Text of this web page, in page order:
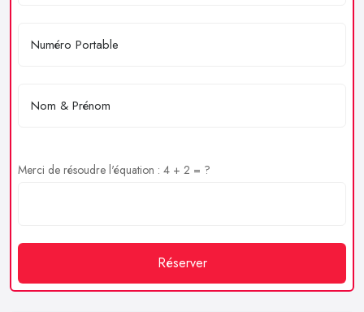
Merci de résoudre l'équation : 4 + 2 = ?
Réserver